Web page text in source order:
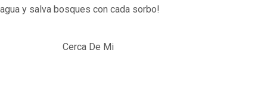
agua y salva bosques con cada sorbo!
Cerca De Mi